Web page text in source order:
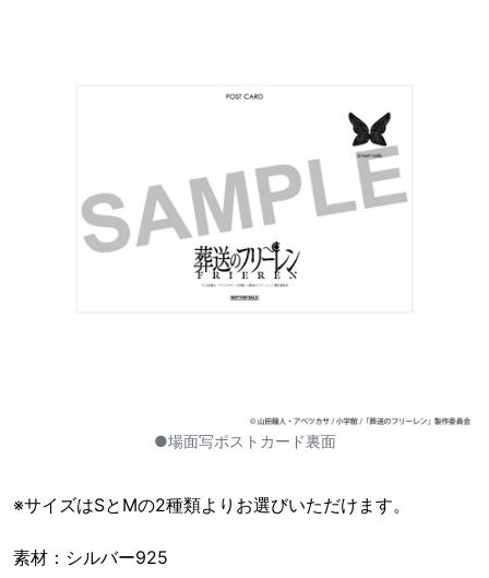
●場面写ポストカード裏面
※サイズはSとMの2種類よりお選びいただけます。
素材：シルバー925